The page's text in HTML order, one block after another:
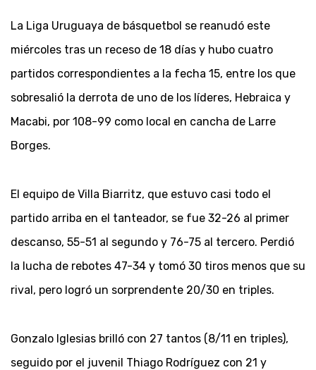
La Liga Uruguaya de básquetbol se reanudó este
miércoles tras un receso de 18 días y hubo cuatro
partidos correspondientes a la fecha 15, entre los que
sobresalió la derrota de uno de los líderes, Hebraica y
Macabi, por 108-99 como local en cancha de Larre
Borges.
El equipo de Villa Biarritz, que estuvo casi todo el
partido arriba en el tanteador, se fue 32-26 al primer
descanso, 55-51 al segundo y 76-75 al tercero. Perdió
la lucha de rebotes 47-34 y tomó 30 tiros menos que su
rival, pero logró un sorprendente 20/30 en triples.
Gonzalo Iglesias brilló con 27 tantos (8/11 en triples),
seguido por el juvenil Thiago Rodríguez con 21 y